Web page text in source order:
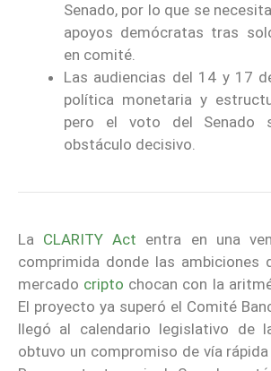
Senado, por lo que se
apoyos demócratas tras
en comité.
Las audiencias del 14 y 17
política monetaria y
pero el voto del Senado
obstáculo decisivo.
La CLARITY Act entra en una
comprimida donde las ambiciones
mercado cripto chocan con la
El proyecto ya superó el Comité
llegó al calendario legislativo de
obtuvo un compromiso de vía